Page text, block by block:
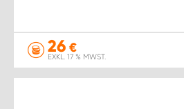
26 €
EXKL. 17 % MWST.